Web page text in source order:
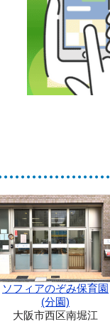
ソフィアのぞみ保育園
(分園)
大阪市西区南堀江